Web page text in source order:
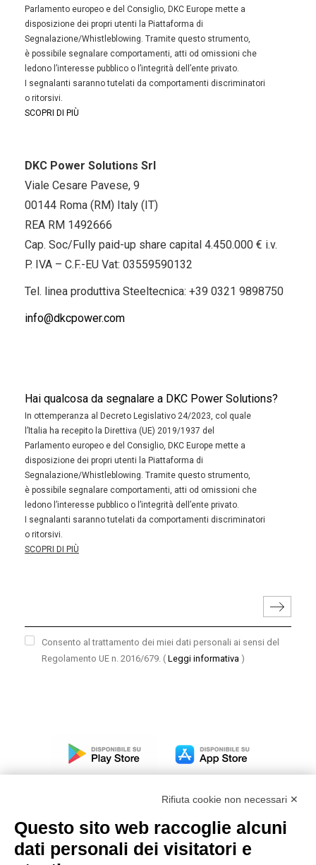
Parlamento europeo e del Consiglio, DKC Europe mette a
disposizione dei propri utenti la Piattaforma di
Segnalazione/Whistleblowing. Tramite questo strumento,
è possibile segnalare comportamenti, atti od omissioni che
ledono l’interesse pubblico o l’integrità dell’ente privato.
I segnalanti saranno tutelati da comportamenti discriminatori
o ritorsivi.
SCOPRI DI PIÙ
DKC Power Solutions Srl
Viale Cesare Pavese, 9
00144 Roma (RM) Italy (IT)
REA RM 1492666
Cap. Soc/Fully paid-up share capital 4.450.000 € i.v.
P. IVA – C.F.-EU Vat: 03559590132
Tel. linea produttiva Steeltecnica: +39 0321 9898750
info@dkcpower.com
Hai qualcosa da segnalare a DKC Power Solutions?
In ottemperanza al Decreto Legislativo 24/2023, col quale
l’Italia ha recepito la Direttiva (UE) 2019/1937 del
Parlamento europeo e del Consiglio, DKC Europe mette a
disposizione dei propri utenti la Piattaforma di
Segnalazione/Whistleblowing. Tramite questo strumento,
è possibile segnalare comportamenti, atti od omissioni che
ledono l’interesse pubblico o l’integrità dell’ente privato.
I segnalanti saranno tutelati da comportamenti discriminatori
o ritorsivi.
SCOPRI DI PIÙ
Consento al trattamento dei miei dati personali ai sensi del
Regolamento UE n. 2016/679. ( Leggi informativa )
Modello organizzativo, gestione e controllo – D. lgs.
Rifiuta cookie non necessari ✕
Questo sito web raccoglie alcuni
dati personali dei visitatori e